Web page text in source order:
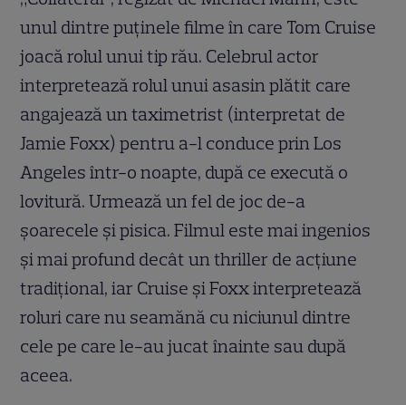
unul dintre puținele filme în care Tom Cruise
joacă rolul unui tip rău. Celebrul actor
interpretează rolul unui asasin plătit care
angajează un taximetrist (interpretat de
Jamie Foxx) pentru a-l conduce prin Los
Angeles într-o noapte, după ce execută o
lovitură. Urmează un fel de joc de-a
șoarecele și pisica. Filmul este mai ingenios
și mai profund decât un thriller de acțiune
tradițional, iar Cruise și Foxx interpretează
roluri care nu seamănă cu niciunul dintre
cele pe care le-au jucat înainte sau după
aceea.